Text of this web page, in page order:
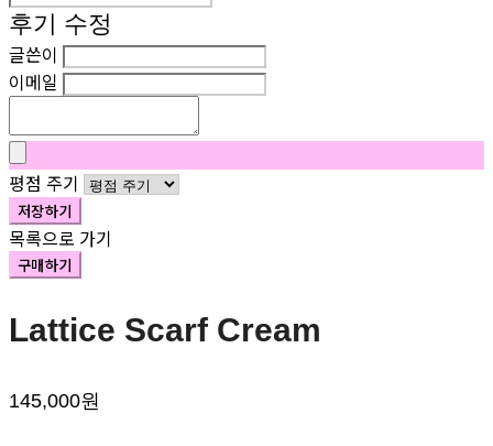
후기 수정
글쓴이
이메일
평점 주기
저장하기
목록으로 가기
구매하기
Lattice Scarf Cream
145,000원